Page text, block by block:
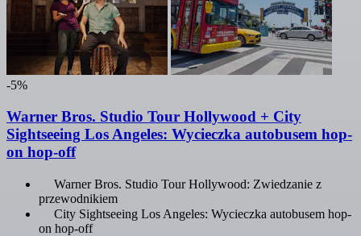
-5%
Warner Bros. Studio Tour Hollywood + City
Sightseeing Los Angeles: Wycieczka autobusem hop-
on hop-off
Warner Bros. Studio Tour Hollywood: Zwiedzanie z
przewodnikiem
City Sightseeing Los Angeles: Wycieczka autobusem hop-
on hop-off